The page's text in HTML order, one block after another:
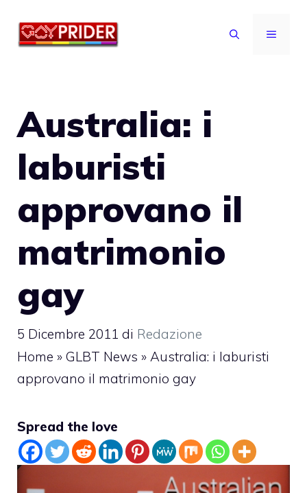
MENU
Australia: i
laburisti
approvano il
matrimonio
gay
5 Dicembre 2011 di Redazione
Home » GLBT News » Australia: i laburisti
approvano il matrimonio gay
Spread the love